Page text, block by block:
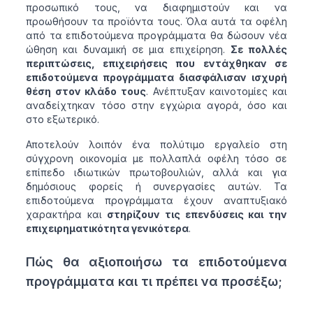
προσωπικό τους, να διαφημιστούν και να
προωθήσουν τα προϊόντα τους. Όλα αυτά τα οφέλη
από τα επιδοτούμενα προγράμματα θα δώσουν νέα
ώθηση και δυναμική σε μια επιχείρηση. Σε πολλές
περιπτώσεις, επιχειρήσεις που εντάχθηκαν σε
επιδοτούμενα προγράμματα διασφάλισαν ισχυρή
θέση στον κλάδο τους. Ανέπτυξαν καινοτομίες και
αναδείχτηκαν τόσο στην εγχώρια αγορά, όσο και
στο εξωτερικό.
Αποτελούν λοιπόν ένα πολύτιμο εργαλείο στη
σύγχρονη οικονομία με πολλαπλά οφέλη τόσο σε
επίπεδο ιδιωτικών πρωτοβουλιών, αλλά και για
δημόσιους φορείς ή συνεργασίες αυτών. Τα
επιδοτούμενα προγράμματα έχουν αναπτυξιακό
χαρακτήρα και στηρίζουν τις επενδύσεις και την
επιχειρηματικότητα γενικότερα.
Πώς θα αξιοποιήσω τα επιδοτούμενα
προγράμματα και τι πρέπει να προσέξω;